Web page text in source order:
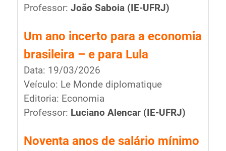
Professor: João Saboia(IE-UFRJ)
Um ano incerto para a economia
brasileira – e para Lula
Data: 19/03/2026
Veículo: Le Monde diplomatique
Editoria: Economia
Professor: Luciano Alencar(IE-UFRJ)
Noventa anos de salário mínimo